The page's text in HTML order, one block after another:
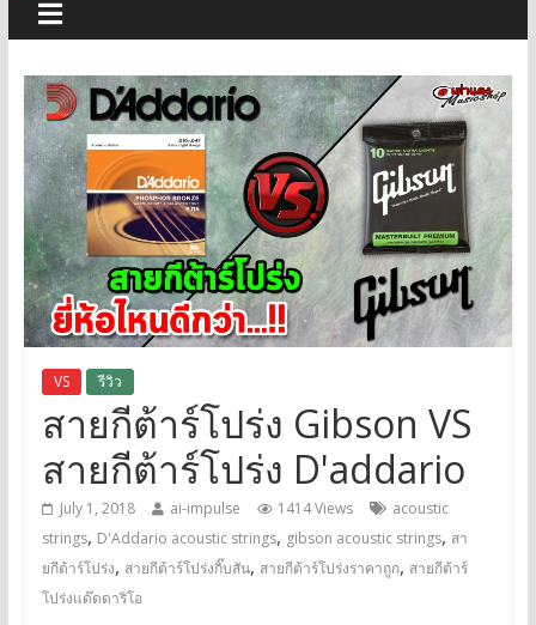
VS รีวิว
สายกีต้าร์โปร่ง Gibson VS
สายกีต้าร์โปร่ง D'addario
July 1, 2018 ai-impulse 1414 Views
acoustic
strings, D'Addario acoustic strings, gibson acoustic strings, สา
ยกีต้าร์โปร่ง, สายกีต้าร์โปร่งกิ๊บสัน, สายกีต้าร์โปร่งราคาถูก, สายกีต้าร์
โปร่งแด๊ดดาริโอ